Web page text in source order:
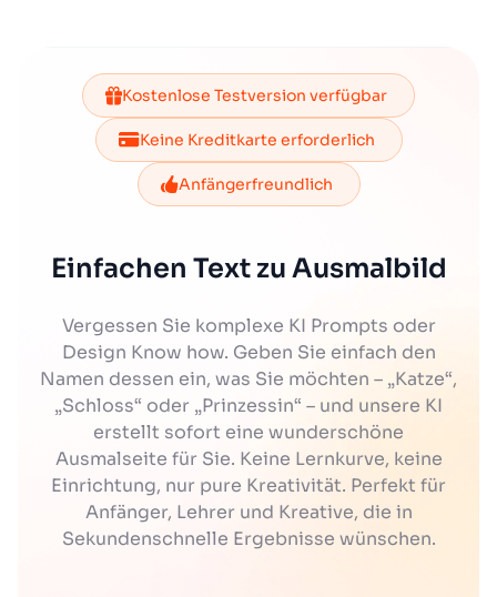
Kostenlose Testversion verfügbar
Keine Kreditkarte erforderlich
Anfängerfreundlich
Einfachen Text zu Ausmalbild
Vergessen Sie komplexe KI Prompts oder
Design Know how. Geben Sie einfach den
Namen dessen ein, was Sie möchten – „Katze“,
„Schloss“ oder „Prinzessin“ – und unsere KI
erstellt sofort eine wunderschöne
Ausmalseite für Sie. Keine Lernkurve, keine
Einrichtung, nur pure Kreativität. Perfekt für
Anfänger, Lehrer und Kreative, die in
Sekundenschnelle Ergebnisse wünschen.